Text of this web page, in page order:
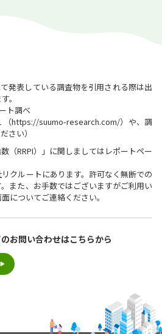
発表している調査物を引用される際は出
。
ト調べ
（https://suumo-research.com/）や、調
さい）
（RRPI）」に関しましてはレポートペー
クルートにあります。許可なく無断での
また、お手数ではございますがご利用い
についてご連絡ください。
お問い合わせはこちらから